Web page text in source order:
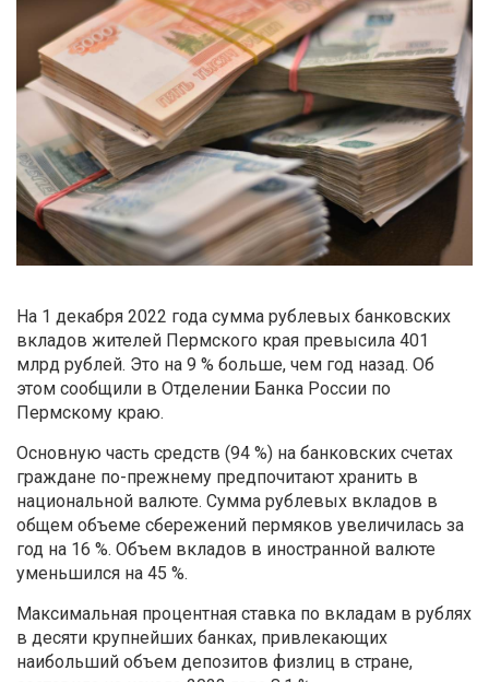
На 1 декабря 2022 года сумма рублевых банковских
вкладов жителей Пермского края превысила 401
млрд рублей. Это на 9 % больше, чем год назад. Об
этом сообщили в Отделении Банка России по
Пермскому краю.
Основную часть средств (94 %) на банковских счетах
граждане по-прежнему предпочитают хранить в
национальной валюте. Сумма рублевых вкладов в
общем объеме сбережений пермяков увеличилась за
год на 16 %. Объем вкладов в иностранной валюте
уменьшился на 45 %.
Максимальная процентная ставка по вкладам в рублях
в десяти крупнейших банках, привлекающих
наибольший объем депозитов физлиц в стране,